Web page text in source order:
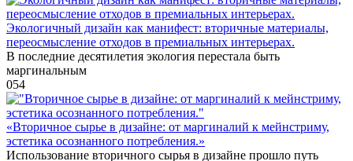
Экологичный дизайн как манифест: вторичные материалы,
переосмысление отходов в премиальных интерьерах.
В последние десятилетия экология перестала быть
маргинальным
054
«Вторичное сырье в дизайне: от маргиналий к мейнстриму,
эстетика осознанного потребления.»
Использование вторичного сырья в дизайне прошло путь